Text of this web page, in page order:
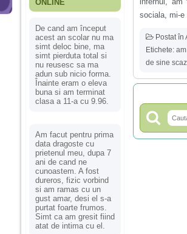
ONLINE
De cand am început
acest an scolar nu ma
simt deloc bine, ma
simt pierduta total si
nu reusesc sa ma
adun sub nicio forma.
Înainte eram o eleva
buna si am terminat
clasa a 11-a cu 9.96.
Am facut pentru prima
data dragoste cu
prietenul meu, dupa 7
ani de cand ne
cunoastem. A fost
dureros, fizic vorbind
si am ramas cu un
gust amar, desi el s-a
purtat foarte frumos.
Simt ca am gresit fiind
atat de intima cu el.
sociala, mi-
Postat în
Etichete:
de sine